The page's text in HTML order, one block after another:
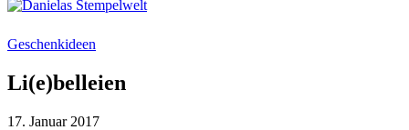
Geschenkideen
Li(e)belleien
17. Januar 2017